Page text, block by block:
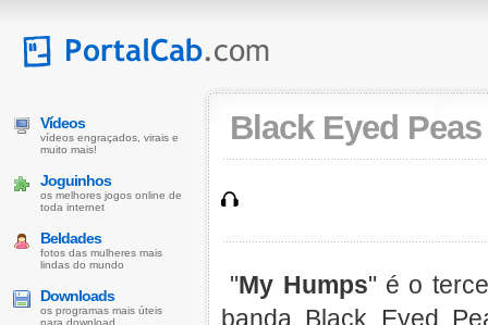
Black Eyed
"My Humps" é o
banda Black Eyed
Vídeos
vídeos engraçados, virais e
muito mais!
Joguinhos
os melhores jogos online de
toda internet
Beldades
fotos das mulheres mais
lindas do mundo
Downloads
os programas mais úteis
para download